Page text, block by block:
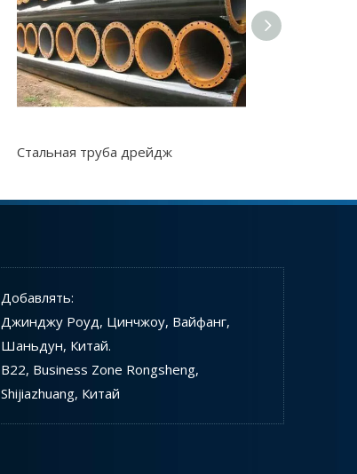
Выбор производителей оборудования для
Кабельные земснаряды широко используются
Стальная труба дрейдж
Добавлять:
Джинджу Роуд, Цинчжоу, Вайфанг,
Шаньдун, Китай.
B22, Business Zone Rongsheng,
Shijiazhuang, Китай